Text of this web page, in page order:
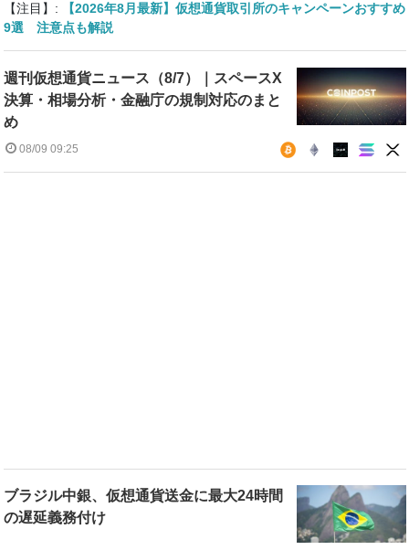
【注目】:
【2026年8月最新】仮想通貨取引所のキャンペーンおすすめ
9選 注意点も解説
週刊仮想通貨ニュース（8/7）｜スペースX
決算・相場分析・金融庁の規制対応のまと
め
08/09 09:25
ブラジル中銀、仮想通貨送金に最大24時間
の遅延義務付け